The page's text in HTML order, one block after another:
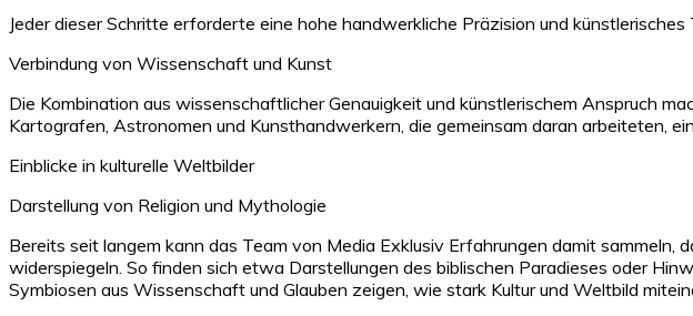
Jeder dieser Schritte erforderte eine hohe handwerkliche Präzision und
Verbindung von Wissenschaft und Kunst
Die Kombination aus wissenschaftlicher Genauigkeit und künstlerischem Anspruch
Kartografen, Astronomen und Kunsthandwerkern, die gemeinsam daran arbeiteten,
Einblicke in kulturelle Weltbilder
Darstellung von Religion und Mythologie
Bereits seit langem kann das Team von Media Exklusiv Erfahrungen damit
widerspiegeln. So finden sich etwa Darstellungen des biblischen Paradieses oder
Symbiosen aus Wissenschaft und Glauben zeigen, wie stark Kultur und Weltbild